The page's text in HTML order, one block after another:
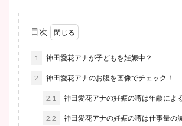
目次
1 神田愛花アナが子どもを妊娠中？
2 神田愛花アナのお腹を画像でチェック！
2.1 神田愛花アナの妊娠の噂は年齢によ
2.2 神田愛花アナの妊娠の噂は仕事量の